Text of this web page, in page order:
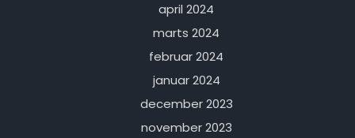
april 2024
marts 2024
februar 2024
januar 2024
december 2023
november 2023